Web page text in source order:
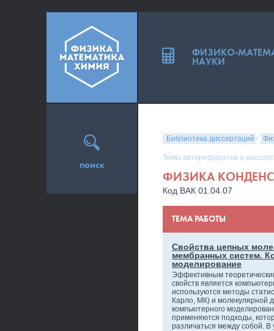
Библиотека диссертаций
Темы авторефератов и
ФИЗИКА
Код ВАК 01.04.07
ТЕМА РАБОТЫ
Свойства цепных
мембранных систем.
моделирование
Эффективным
свойств является
используются методы
Карло, МК) и молекулярной
компьютерного
применяются подходы,
различаться между собой. В
поиск
ФИЗИКО-
НАУКИ